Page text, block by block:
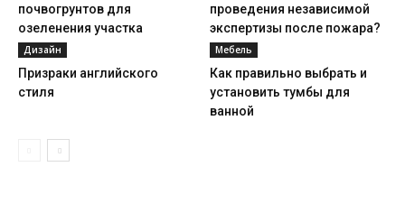
почвогрунтов для
озеленения участка
проведения независимой
экспертизы после пожара?
Дизайн
Призраки английского
стиля
Мебель
Как правильно выбрать и
установить тумбы для
ванной